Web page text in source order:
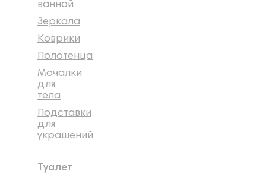
ванной
Зеркала
Коврики
Полотенца
Мочалки
для
тела
Подставки
для
украшений
Туалет